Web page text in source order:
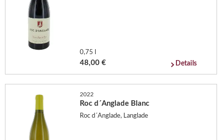
0,75 l
48,00 € Details
2022
Roc d´Anglade Blanc
Roc d´Anglade, Langlade